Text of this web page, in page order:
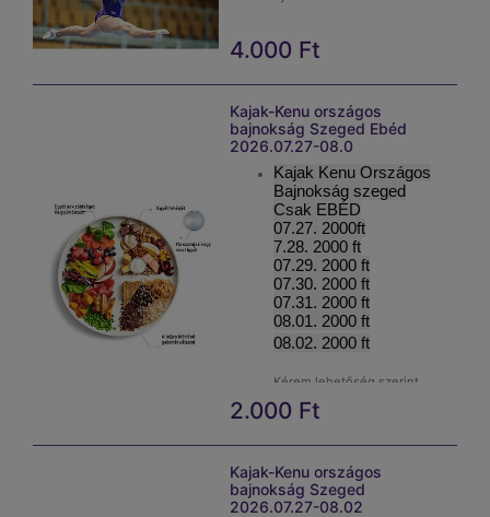
4.000 Ft
Kajak-Kenu országos
bajnokság Szeged Ebéd
2026.07.27-08.0
Kajak Kenu Országos
Bajnokság szeged
Csak EBÉD
07.27. 2000ft
7.28. 2000 ft
07.29. 2000 ft
07.30. 2000 ft
07.31. 2000 ft
08.01. 2000 ft
08.02. 2000 ft
Kérem lehetőség szerint
bankkártyával rendezni!
Fizetési
meg ahány napig ott
tartózkodik a versenyen a
résztvevő. Több részvevő
2.000 Ft
Kajak-Kenu országos
bajnokság Szeged
2026.07.27-08.02